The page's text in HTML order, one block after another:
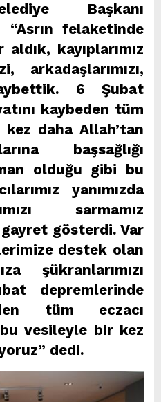
Başkanı
felaketinde
kayıplarımız
arkadaşlarımızı,
6 Şubat
kaybeden tüm
daha Allah’tan
başsağlığı
olduğu gibi bu
yanımızda
sarmamız
gösterdi. Var
destek olan
şükranlarımızı
depremlerinde
tüm eczacı
vesileyle bir kez
dedi.